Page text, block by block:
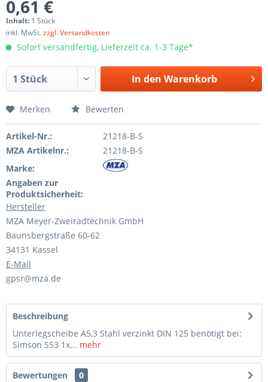
0,61 €
Inhalt: 1 Stück
inkl. MwSt.zzgl. Versandkosten
Sofort versandfertig, Lieferzeit ca. 1-3 Tage*
In den Warenkorb
Merken Bewerten
Artikel-Nr.:
21218-B-S
MZA Artikelnr.:
21218-B-S
Marke:
Angaben zur
Produktsicherheit:
Hersteller
MZA Meyer-Zweiradtechnik GmbH
Baunsbergstraße 60-62
34131 Kassel
E-Mail
gpsr@mza.de
Beschreibung
Unterlegscheibe A5,3 Stahl verzinkt DIN 125 benötigt bei:
Simson S53 1x... mehr
Bewertungen
0